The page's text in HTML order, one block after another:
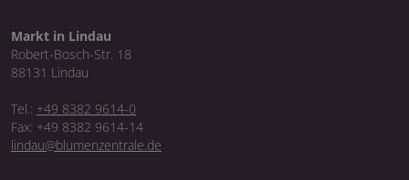
Markt in Lindau
Robert-Bosch-Str. 18
88131 Lindau
Tel.: +49 8382 9614-0
Fax: +49 8382 9614-14
lindau@blumenzentrale.de